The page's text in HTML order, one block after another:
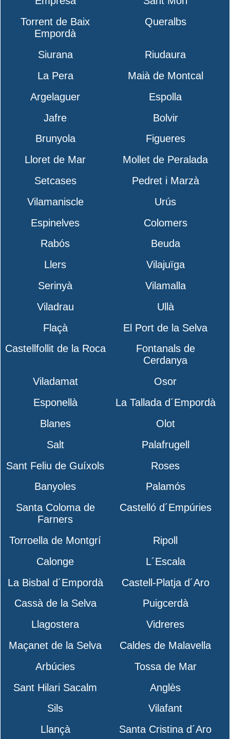
Torrent de Baix
Empordà
Queralbs
Siurana
Riudaura
La Pera
Maià de Montcal
Argelaguer
Espolla
Jafre
Bolvir
Brunyola
Figueres
Lloret de Mar
Mollet de Peralada
Setcases
Pedret i Marzà
Vilamaniscle
Urús
Espinelves
Colomers
Rabós
Beuda
Llers
Vilajuïga
Serinyà
Vilamalla
Viladrau
Ullà
Flaçà
El Port de la Selva
Castellfollit de la Roca
Fontanals de
Cerdanya
Viladamat
Osor
Esponellà
La Tallada d´Empordà
Blanes
Olot
Salt
Palafrugell
Sant Feliu de Guíxols
Roses
Banyoles
Palamós
Santa Coloma de
Farners
Castelló d´Empúries
Torroella de Montgrí
Ripoll
Calonge
L´Escala
La Bisbal d´Empordà
Castell-Platja d´Aro
Cassà de la Selva
Puigcerdà
Llagostera
Vidreres
Maçanet de la Selva
Caldes de Malavella
Arbúcies
Tossa de Mar
Sant Hilari Sacalm
Anglès
Sils
Vilafant
Llançà
Santa Cristina d´Aro